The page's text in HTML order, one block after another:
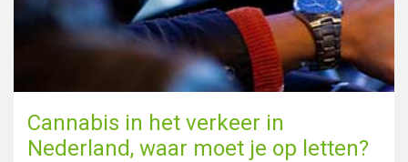
Cannabis in het verkeer in
Nederland, waar moet je op letten?